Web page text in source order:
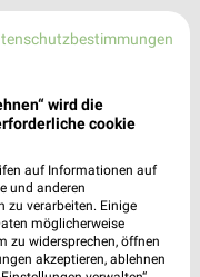
| Geschlossen
wird die
cookie
auf Informationen auf
und anderen
zu verarbeiten. Einige
möglicherweise
zu widersprechen, öffnen
akzeptieren, ablehnen